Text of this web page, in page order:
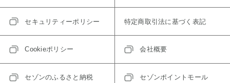
セキュリティーポリシー 特定商取引法に基づく表記
Cookieポリシー 会社概要
セゾンのふるさと納税 セゾンポイントモール